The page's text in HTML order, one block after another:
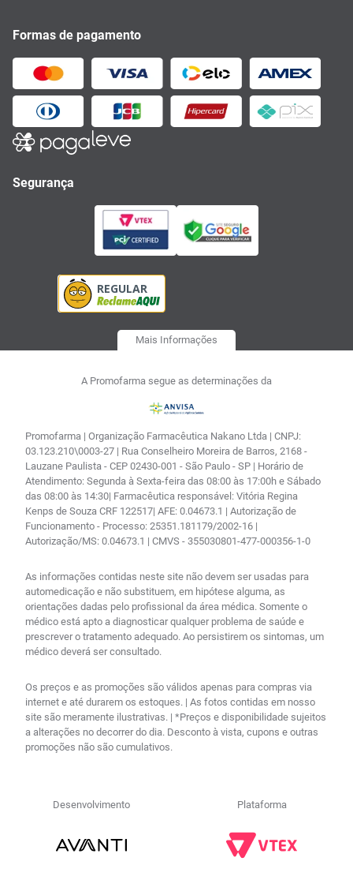
Formas de pagamento
Segurança
Mais Informações
A Promofarma segue as determinações da
Promofarma | Organização Farmacêutica Nakano Ltda | CNPJ:
03.123.210\0003-27 | Rua Conselheiro Moreira de Barros, 2168 -
Lauzane Paulista - CEP 02430-001 - São Paulo - SP | Horário de
Atendimento: Segunda à Sexta-feira das 08:00 às 17:00h e Sábado
das 08:00 às 14:30| Farmacêutica responsável: Vitória Regina
Kenps de Souza CRF 122517| AFE: 0.04673.1 | Autorização de
Funcionamento - Processo: 25351.181179/2002-16 |
Autorização/MS: 0.04673.1 | CMVS - 355030801-477-000356-1-0
As informações contidas neste site não devem ser usadas para
automedicação e não substituem, em hipótese alguma, as
orientações dadas pelo profissional da área médica. Somente o
médico está apto a diagnosticar qualquer problema de saúde e
prescrever o tratamento adequado. Ao persistirem os sintomas, um
médico deverá ser consultado.
Os preços e as promoções são válidos apenas para compras via
internet e até durarem os estoques. | As fotos contidas em nosso
site são meramente ilustrativas. | *Preços e disponibilidade sujeitos
a alterações no decorrer do dia. Desconto à vista, cupons e outras
promoções não são cumulativos.
Desenvolvimento Plataforma